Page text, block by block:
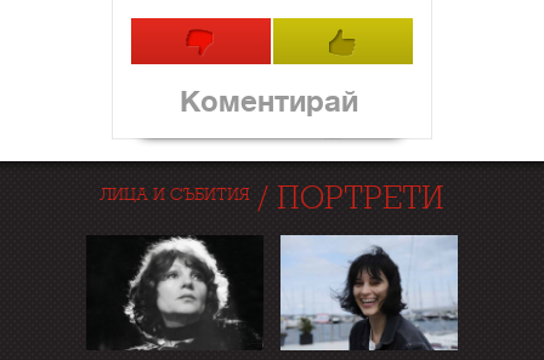
Коментирай
ЛИЦА И СЪБИТИЯ / ПОРТРЕТИ